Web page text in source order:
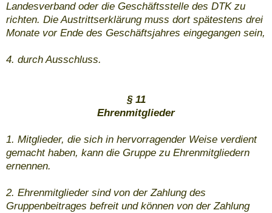
Landesverband oder die Geschäftsstelle des DTK zu
richten. Die Austrittserklärung muss dort spätestens drei
Monate vor Ende des Geschäftsjahres eingegangen sein,
4. durch Ausschluss.
§ 11
Ehrenmitglieder
1. Mitglieder, die sich in hervorragender Weise verdient
gemacht haben, kann die Gruppe zu Ehrenmitgliedern
ernennen.
2. Ehrenmitglieder sind von der Zahlung des
Gruppenbeitrages befreit und können von der Zahlung